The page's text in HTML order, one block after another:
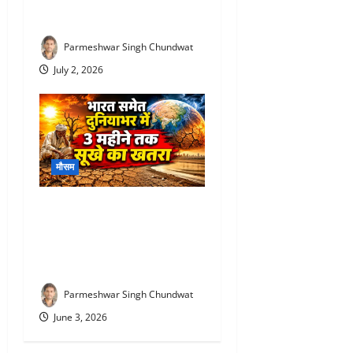
Parmeshwar Singh Chundwat
July 2, 2026
मौसम
Parmeshwar Singh Chundwat
June 3, 2026